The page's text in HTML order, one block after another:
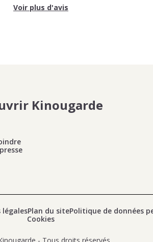
Voir plus d'avis
Kinougarde
Plan du sitePolitique de données
Cookies